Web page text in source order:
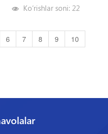
Ko‘rishlar soni: 22
6 7 8 9
10